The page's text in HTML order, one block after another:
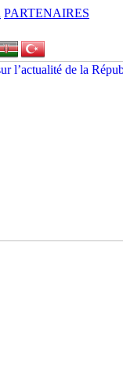
PARTENAIRES